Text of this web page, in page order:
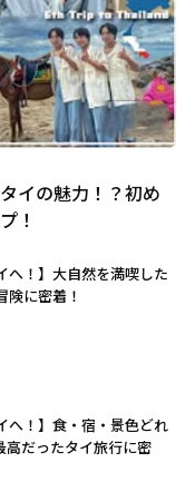
イの魅力！？初め
！
へ！】大自然を満喫した
険に密着！
へ！】食・宿・景色どれ
高だったタイ旅行に密